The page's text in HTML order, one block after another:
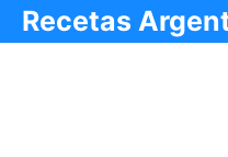
Saltar
al
Recetas